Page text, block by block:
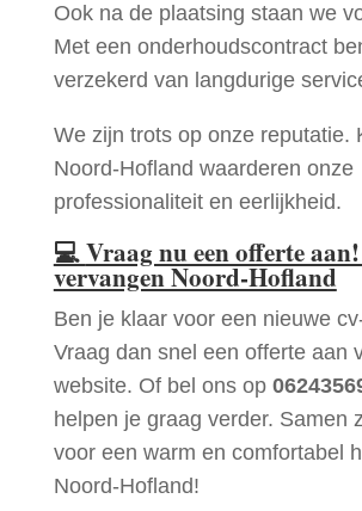
Ook na de plaatsing staan we
Met een onderhoudscontract
verzekerd van langdurige
We zijn trots op onze reputatie.
Noord-Hofland waarderen onze
professionaliteit en eerlijkheid.
💻Vraag nu een offerte
vervangen Noord-Hofland
Ben je klaar voor een nieuwe
Vraag dan snel een offerte aan
website. Of bel ons op
helpen je graag verder. Samen
voor een warm en comfortabel
Noord-Hofland!